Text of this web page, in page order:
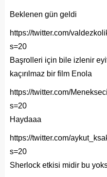
Beklenen gün geldi
https://twitter.com/
s=20
Başrolleri için bile izlenir
kaçırılmaz bir film Enola
https://twitter.com/
s=20
Haydaaa
https://twitter.com/
s=20
Sherlock etkisi midir bu